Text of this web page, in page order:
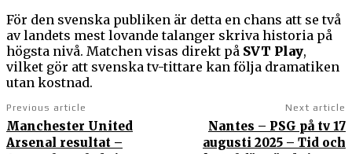
För den svenska publiken är detta en chans att se två
av landets mest lovande talanger skriva historia på
högsta nivå. Matchen visas direkt på SVT Play,
vilket gör att svenska tv-tittare kan följa dramatiken
utan kostnad.
Previous article
Manchester United
Arsenal resultat –
Next article
Nantes – PSG på tv 17
augusti 2025 – Tid och